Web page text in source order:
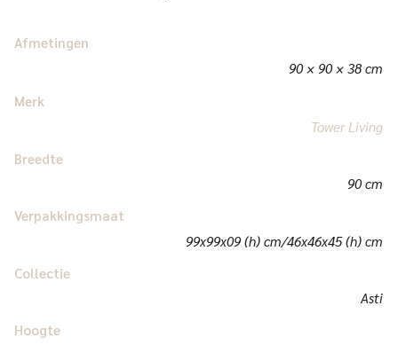
Afmetingen
90 × 90 × 38 cm
Merk
Tower Living
Breedte
90 cm
Verpakkingsmaat
99x99x09 (h) cm/46x46x45 (h) cm
Collectie
Asti
Hoogte